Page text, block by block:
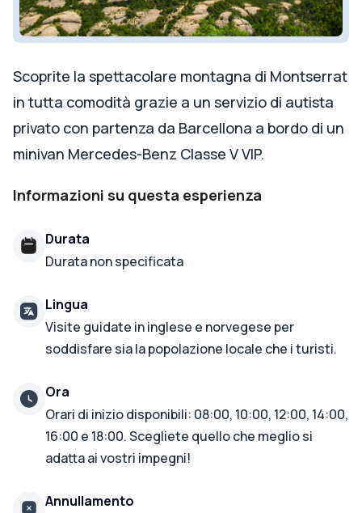
Scoprite la spettacolare montagna di Montserrat
in tutta comodità grazie a un servizio di autista
privato con partenza da Barcellona a bordo di un
minivan Mercedes-Benz Classe V VIP.
Informazioni su questa esperienza
Durata
Durata non specificata
Lingua
Visite guidate in inglese e norvegese per
soddisfare sia la popolazione locale che i turisti.
Ora
Orari di inizio disponibili: 08:00, 10:00, 12:00, 14:00,
16:00 e 18:00. Scegliete quello che meglio si
adatta ai vostri impegni!
Annullamento